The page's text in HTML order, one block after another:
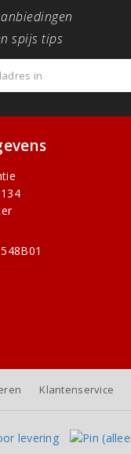
spijs tips
Klantenservice